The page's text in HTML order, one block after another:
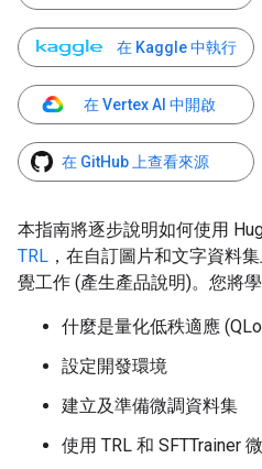
在 Kaggle 中執行
在 Vertex AI 中開啟
在 GitHub 上查看來源
本指南將逐步說明如何使用
TRL ，在自訂圖片和文字資料
覺工作 (產生產品說明)。您將學
什麼是量化低秩適應
設定開發環境
建立及準備微調資料集
使用 TRL 和 SFTTrainer